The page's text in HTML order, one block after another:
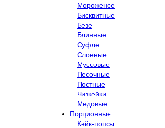
Мороженое
Бисквитные
Безе
Блинные
Суфле
Слоеные
Муссовые
Песочные
Постные
Чизкейки
Медовые
Порционные
Кейк-попсы